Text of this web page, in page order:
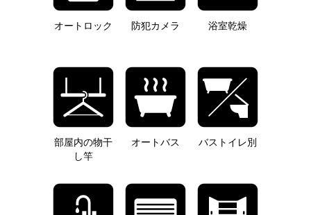
オートロック 防犯カメラ 浴室乾燥
部屋内の物干
し竿
オートバス バストイレ別